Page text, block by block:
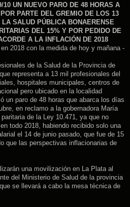
UN NUEVO PARO DE 48 HORAS A
PARTE DEL GREMIO DE LOS 13
SALUD PÚBLICA BONAERENSE
DEL 15% Y POR PEDIDO DE
A LA INFLACIÓN DE 2018
2018 con la medida de hoy y mañana -
de la Salud de la Provincia de
representa a 13 mil profesionales del
hospitales municipales, centros de
pero ubicado en la localidad
un paro de 48 horas que abarca los días
en reclamo a la gobernadora María
de la Ley 10.471, ya que no
todo 2018, habiendo recibido solo una
el 14 de junio pasado, que fue de 15
que las perspectivas inflacionarias de
una movilización en La Plata al
del Ministerio de Salud de la provincia
se llevará a cabo la mesa técnica de